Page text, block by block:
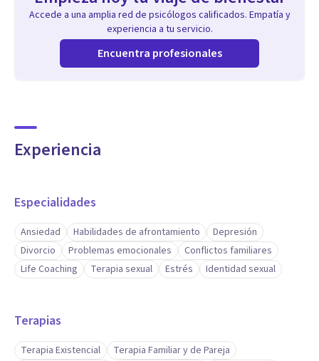
Accede a una amplia red de psicólogos calificados. Empatía y
experiencia a tu servicio.
Encuentra profesionales
Experiencia
Especialidades
Ansiedad Habilidades de afrontamiento
Depresión
Divorcio
Problemas emocionales
Conflictos familiares
Life Coaching
Terapia sexual Estrés Identidad sexual
Terapias
Terapia Existencial
Terapia Familiar y de Pareja